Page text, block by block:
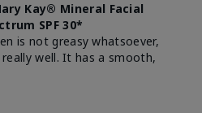
Kay® Mineral Facial
SPF 30*
is not greasy whatsoever,
well. It has a smooth,